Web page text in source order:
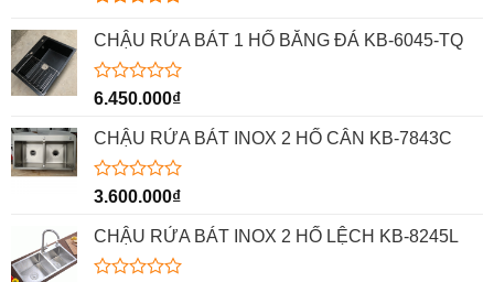
hạng 5.00
CHẬU RỬA BÁT 1 HỐ BẰNG ĐÁ KB-6045-TQ
Được
hạng
0
5
6.450.000₫
CHẬU RỬA BÁT INOX 2 HỐ CÂN KB-7843C
Được
hạng
0
5
3.600.000₫
CHẬU RỬA BÁT INOX 2 HỐ LỆCH KB-8245L